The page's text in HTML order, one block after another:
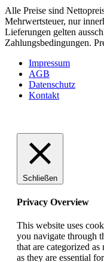
Alle Preise sind
Mehrwertsteuer, nur
Lieferungen gelten
Zahlungsbedingungen.
Impressum
AGB
Datenschutz
Kontakt
Schließen
Privacy Overview
This website uses
you navigate through
that are categorized
as they are essential